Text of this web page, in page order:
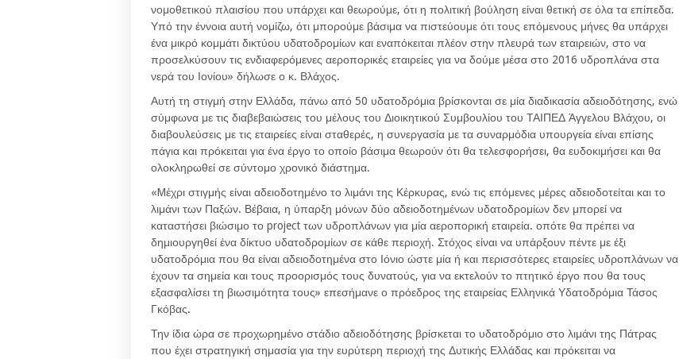
νομοθετικού πλαισίου που υπάρχει και θεωρούμε, ότι η πολιτική βούληση είναι θετική σε όλα τα επίπεδα.
Υπό την έννοια αυτή νομίζω, ότι μπορούμε βάσιμα να πιστεύουμε ότι τους επόμενους μήνες θα υπάρχει
ένα μικρό κομμάτι δικτύου υδατοδρομίων και εναπόκειται πλέον στην πλευρά των εταιρειών, στο να
προσελκύσουν τις ενδιαφερόμενες αεροπορικές εταιρείες για να δούμε μέσα στο 2016 υδροπλάνα στα
νερά του Ιονίου» δήλωσε ο κ. Βλάχος.
Αυτή τη στιγμή στην Ελλάδα, πάνω από 50 υδατοδρόμια βρίσκονται σε μία διαδικασία αδειοδότησης, ενώ
σύμφωνα με τις διαβεβαιώσεις του μέλους του Διοικητικού Συμβουλίου του ΤΑΙΠΕΔ Άγγελου Βλάχου, οι
διαβουλεύσεις με τις εταιρείες είναι σταθερές, η συνεργασία με τα συναρμόδια υπουργεία είναι επίσης
πάγια και πρόκειται για ένα έργο το οποίο βάσιμα θεωρούν ότι θα τελεσφορήσει, θα ευδοκιμήσει και θα
ολοκληρωθεί σε σύντομο χρονικό διάστημα.
«Mέχρι στιγμής είναι αδειοδοτημένο το λιμάνι της Κέρκυρας, ενώ τις επόμενες μέρες αδειοδοτείται και το
λιμάνι των Παξών. Βέβαια, η ύπαρξη μόνων δύο αδειοδοτημένων υδατοδρομίων δεν μπορεί να
καταστήσει βιώσιμο το project των υδροπλάνων για μία αεροπορική εταιρεία. οπότε θα πρέπει να
δημιουργηθεί ένα δίκτυο υδατοδρομίων σε κάθε περιοχή. Στόχος είναι να υπάρξουν πέντε με έξι
υδατοδρόμια που θα είναι αδειοδοτημένα στο Ιόνιο ώστε μία ή και περισσότερες εταιρείες υδροπλάνων να
έχουν τα σημεία και τους προορισμός τους δυνατούς, για να εκτελούν το πτητικό έργο που θα τους
εξασφαλίσει τη βιωσιμότητα τους» επεσήμανε ο πρόεδρος της εταιρείας Ελληνικά Υδατοδρόμια Τάσος
Γκόβας.
Την ίδια ώρα σε προχωρημένο στάδιο αδειοδότησης βρίσκεται το υδατοδρόμιο στο λιμάνι της Πάτρας
που έχει στρατηγική σημασία για την ευρύτερη περιοχή της Δυτικής Ελλάδας και πρόκειται να